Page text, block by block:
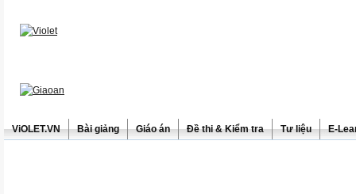
ViOLET.VN Bài giảng Giáo án Đề thi & Kiểm tra Tư liệu E-